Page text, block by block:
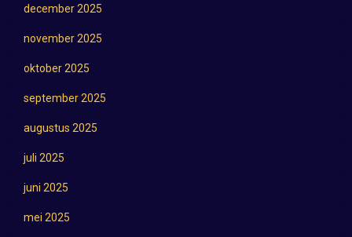
december 2025
november 2025
oktober 2025
september 2025
augustus 2025
juli 2025
juni 2025
mei 2025